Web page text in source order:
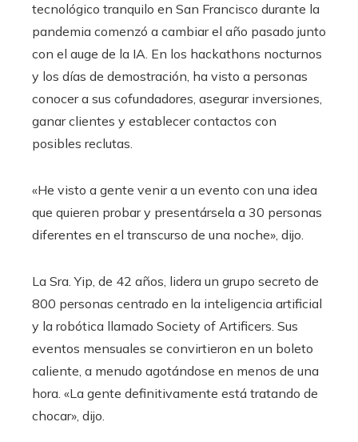
tecnológico tranquilo en San Francisco durante la
pandemia comenzó a cambiar el año pasado junto
con el auge de la IA. En los hackathons nocturnos
y los días de demostración, ha visto a personas
conocer a sus cofundadores, asegurar inversiones,
ganar clientes y establecer contactos con
posibles reclutas.
«He visto a gente venir a un evento con una idea
que quieren probar y presentársela a 30 personas
diferentes en el transcurso de una noche», dijo.
La Sra. Yip, de 42 años, lidera un grupo secreto de
800 personas centrado en la inteligencia artificial
y la robótica llamado Society of Artificers. Sus
eventos mensuales se convirtieron en un boleto
caliente, a menudo agotándose en menos de una
hora. «La gente definitivamente está tratando de
chocar», dijo.